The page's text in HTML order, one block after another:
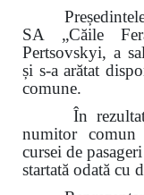
SA „Căile
Pertsovskyi, a
și s-a arătat
comune.
În
numitor comun
cursei de
startată odată cu